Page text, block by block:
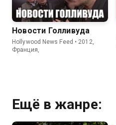
Новости Голливуда
Hollywood News Feed • 2012,
Франция,
Ещё в жанре: